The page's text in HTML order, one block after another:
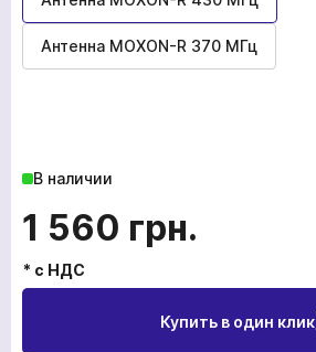
Антенна MOXON-R 370 МГц
В наличии
1 560 грн.
* с НДС
Купить в один клик